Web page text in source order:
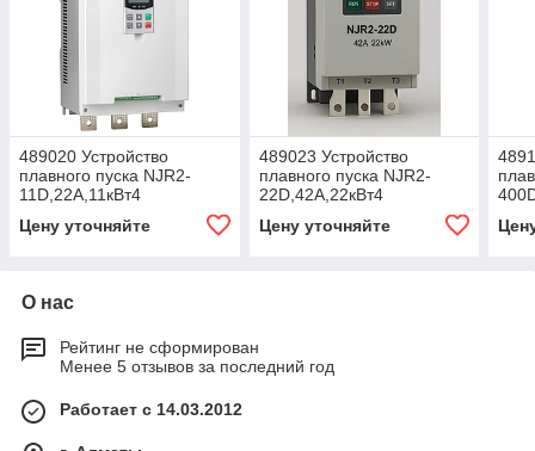
489020 Устройство
плавного пуска NJR2-
11D,22А,11кВт4
Цену уточняйте
489023 Устройство
плавного пуска NJR2-
22D,42А,22кВт4
Цену уточняйте
О нас
Рейтинг не сформирован
Менее 5 отзывов за последний год
Работает с 14.03.2012